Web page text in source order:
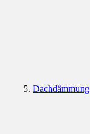
Dachdämmung